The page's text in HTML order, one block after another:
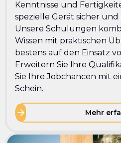
Kenntnisse und
spezielle Gerät sicher
Unsere Schulungen
Wissen mit praktischen
bestens auf den Einsatz
Erweitern Sie Ihre
Sie Ihre Jobchancen mit
Schein.
Mehr